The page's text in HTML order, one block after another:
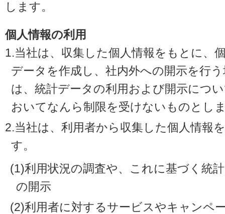
します。
個人情報の利用
1.当社は、収集した個人情報をもとに、
データを作成し、社内外への開示を行
は、統計データの利用および開示につ
おいてなんら制限を受けないものとし
2.当社は、利用者から収集した個人情報
す。
(1)利用状況の調査や、これに基づく統
の開示
(2)利用者に対するサービスやキャンペ